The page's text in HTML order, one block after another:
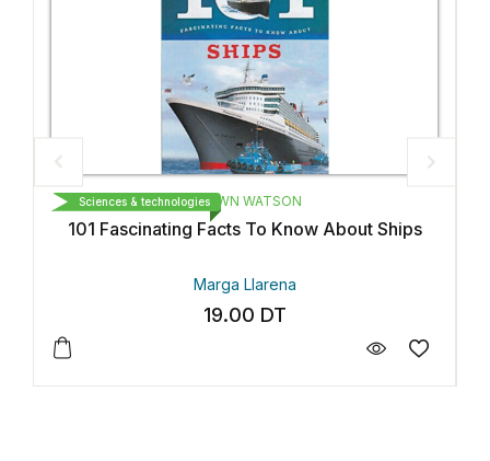
BROWN WATSON
Facts To Know About Ships 101 Fascinating